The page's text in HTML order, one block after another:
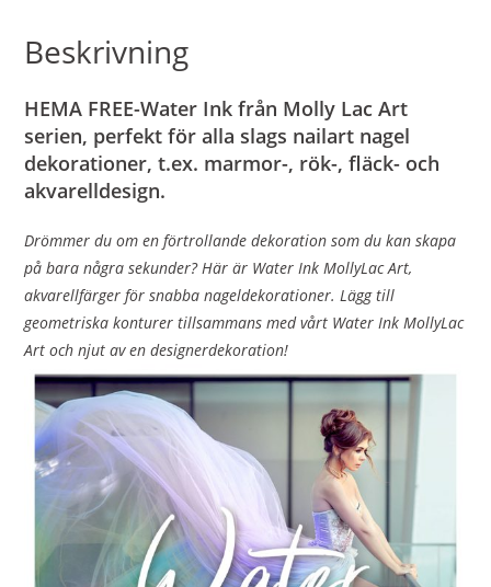
Beskrivning
HEMA FREE-Water Ink från Molly Lac Art
serien, perfekt för alla slags nailart nagel
dekorationer, t.ex. marmor-, rök-, fläck- och
akvarelldesign.
Drömmer du om en förtrollande dekoration som du kan skapa
på bara några sekunder? Här är Water Ink MollyLac Art,
akvarellfärger för snabba nageldekorationer. Lägg till
geometriska konturer tillsammans med vårt Water Ink MollyLac
Art och njut av en designerdekoration!